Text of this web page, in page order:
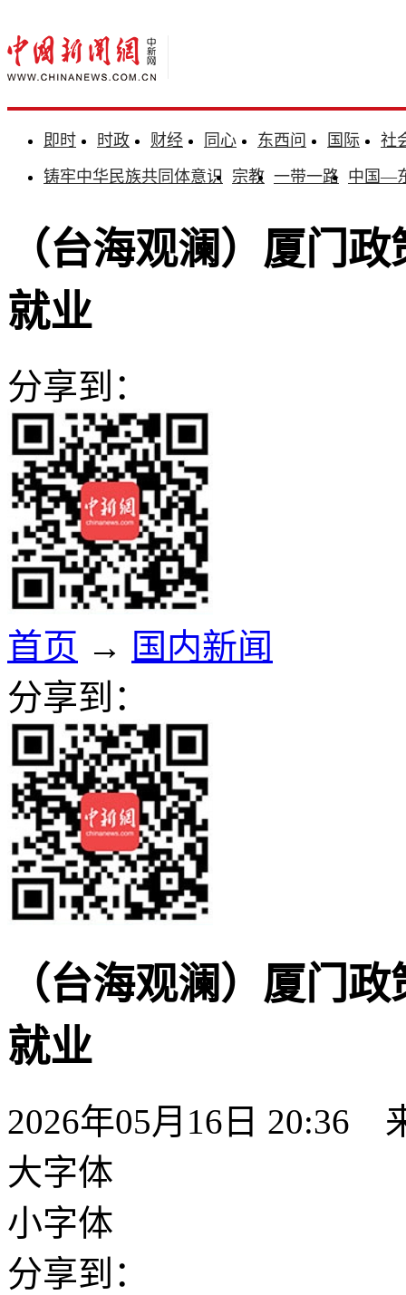
即时 时政 财经 同心 东西问 国际
社
铸牢中华民族共同体意识 宗教 一带一路 中国—
（台海观澜）厦门
就业
分享到：
首页 → 国内新闻
分享到：
（台海观澜）厦门
就业
2026年05月16日 20:36
大字体
小字体
分享到：